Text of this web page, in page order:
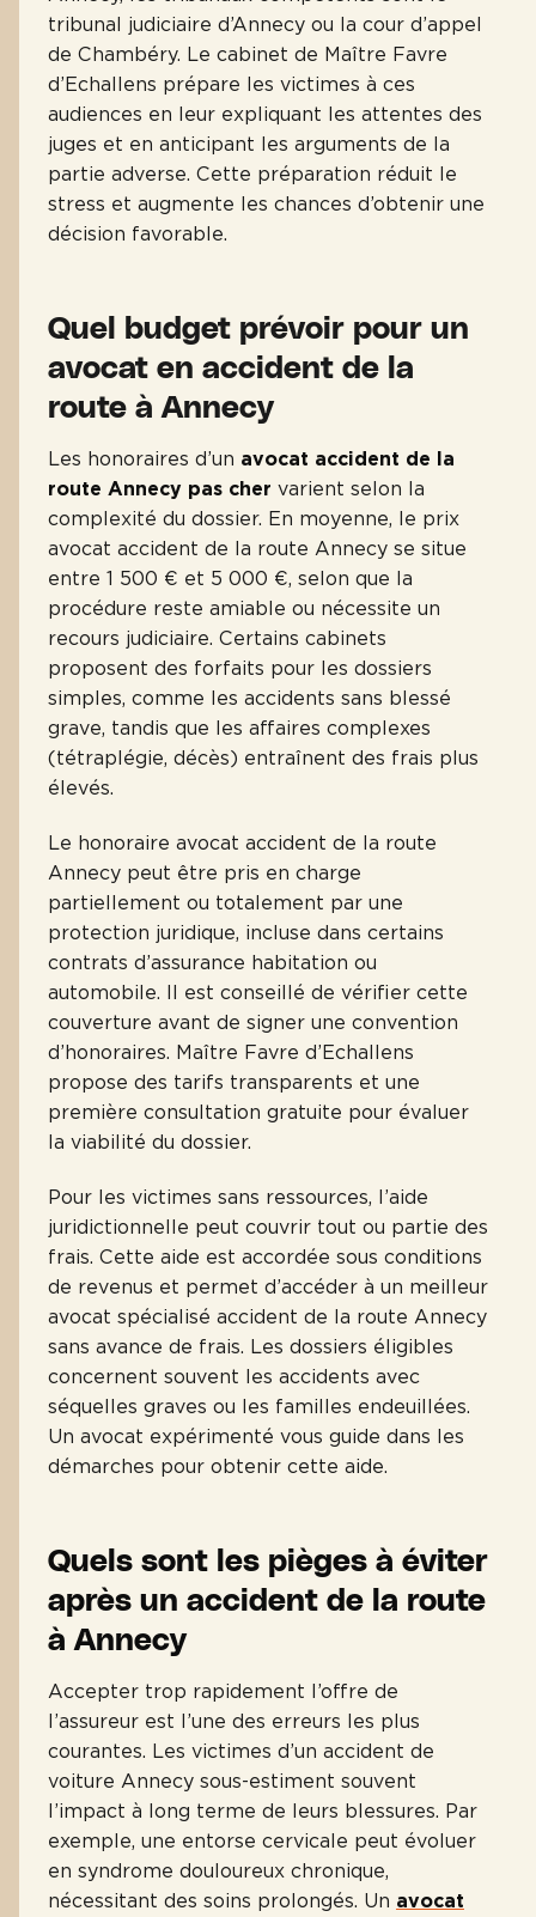
tribunal judiciaire d’Annecy ou la cour d’appel
de Chambéry. Le cabinet de Maître Favre
d’Echallens prépare les victimes à ces
audiences en leur expliquant les attentes des
juges et en anticipant les arguments de la
partie adverse. Cette préparation réduit le
stress et augmente les chances d’obtenir une
décision favorable.
Quel budget prévoir pour un
avocat en accident de la
route à Annecy
Les honoraires d’un avocat accident de la
route Annecy pas cher varient selon la
complexité du dossier. En moyenne, le prix
avocat accident de la route Annecy se situe
entre 1 500 € et 5 000 €, selon que la
procédure reste amiable ou nécessite un
recours judiciaire. Certains cabinets
proposent des forfaits pour les dossiers
simples, comme les accidents sans blessé
grave, tandis que les affaires complexes
(tétraplégie, décès) entraînent des frais plus
élevés.
Le honoraire avocat accident de la route
Annecy peut être pris en charge
partiellement ou totalement par une
protection juridique, incluse dans certains
contrats d’assurance habitation ou
automobile. Il est conseillé de vérifier cette
couverture avant de signer une convention
d’honoraires. Maître Favre d’Echallens
propose des tarifs transparents et une
première consultation gratuite pour évaluer
la viabilité du dossier.
Pour les victimes sans ressources, l’aide
juridictionnelle peut couvrir tout ou partie des
frais. Cette aide est accordée sous conditions
de revenus et permet d’accéder à un meilleur
avocat spécialisé accident de la route Annecy
sans avance de frais. Les dossiers éligibles
concernent souvent les accidents avec
séquelles graves ou les familles endeuillées.
Un avocat expérimenté vous guide dans les
démarches pour obtenir cette aide.
Quels sont les pièges à éviter
après un accident de la route
à Annecy
Accepter trop rapidement l’offre de
l’assureur est l’une des erreurs les plus
courantes. Les victimes d’un accident de
voiture Annecy sous-estiment souvent
l’impact à long terme de leurs blessures. Par
exemple, une entorse cervicale peut évoluer
en syndrome douloureux chronique,
nécessitant des soins prolongés. Un avocat